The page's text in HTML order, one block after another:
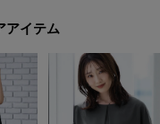
アイテム